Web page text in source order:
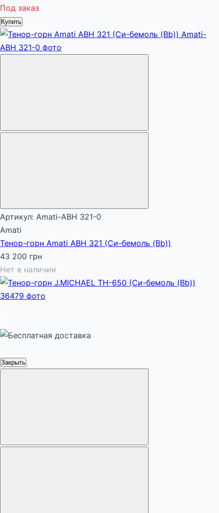
Под заказ
Купить
Артикул: Amati-AВH 321-0
Amati
Тенор-горн Amati AВH 321 (Си-бемоль (Bb))
43 200 грн
Нет в наличии
Закрыть